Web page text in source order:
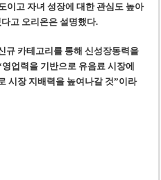
이고 자녀 성장에 대한 관심도 높아
고 오리온은 설명했다.
규 카테고리를 통해 신성장동력을
업력을 기반으로 유음료 시장에
시장 지배력을 높여나갈 것”이라